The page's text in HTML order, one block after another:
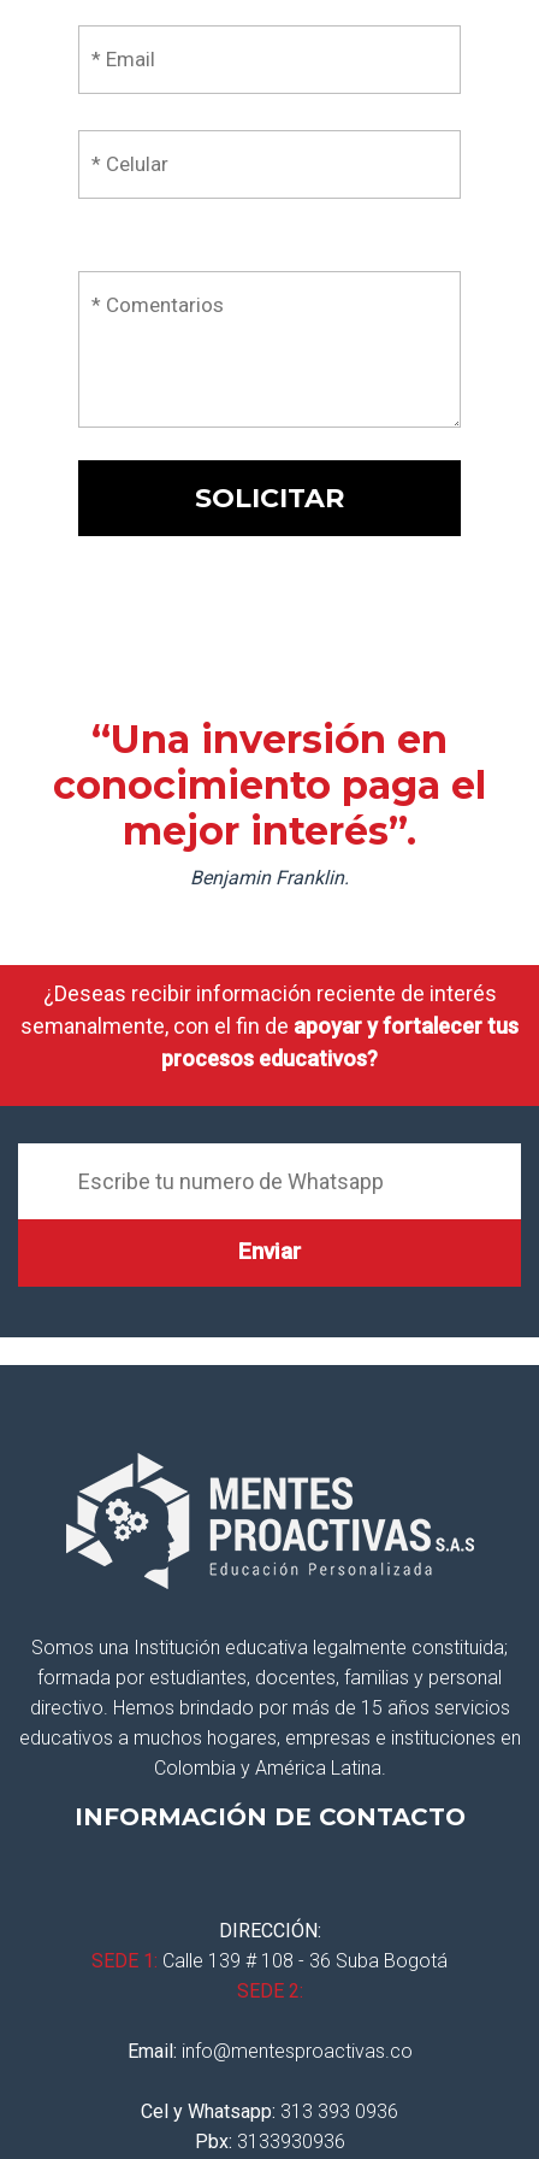
“Una inversión en
conocimiento paga el
mejor interés”.
Benjamin Franklin.
¿Deseas recibir información reciente de interés
semanalmente, con el fin de apoyar y fortalecer tus
procesos educativos?
Somos una Institución educativa legalmente constituida;
formada por estudiantes, docentes, familias y personal
directivo. Hemos brindado por más de 15 años servicios
educativos a muchos hogares, empresas e instituciones en
Colombia y América Latina.
INFORMACIÓN DE CONTACTO
DIRECCIÓN:
SEDE 1: Calle 139 # 108 - 36 Suba Bogotá
SEDE 2:
Email: info@mentesproactivas.co
Cel y Whatsapp: 313 393 0936
Pbx: 3133930936